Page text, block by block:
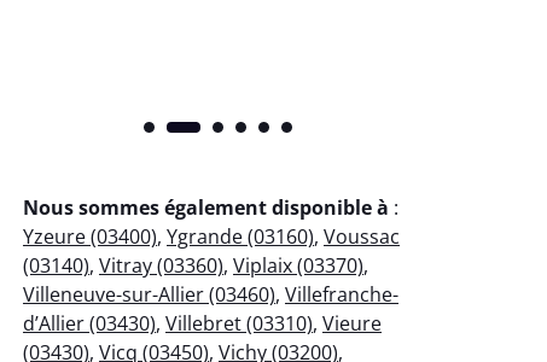
Nous sommes également disponible à :
Yzeure (03400), Ygrande (03160), Voussac
(03140), Vitray (03360), Viplaix (03370),
Villeneuve-sur-Allier (03460), Villefranche-
d’Allier (03430), Villebret (03310), Vieure
(03430), Vicq (03450), Vichy (03200),